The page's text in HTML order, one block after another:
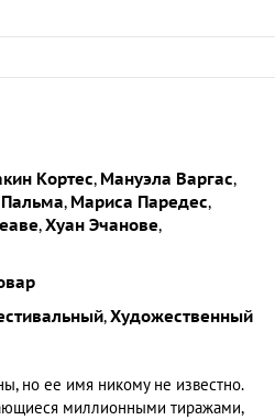
Кортес, Мануэла Варгас,
, Мариса Паредес,
,Хуан Эчанове,
,Художественный
но ее имя никому не известно.
миллионными тиражами,